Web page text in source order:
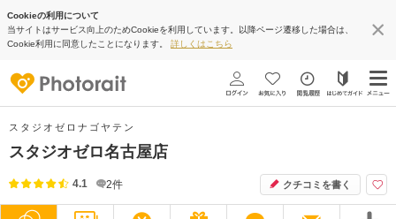
Cookieの利用について
当サイトはサービス向上のためCookieを利用しています。以降ページ遷移した場合は、
Cookie利用に同意したことになります。 詳しくはこちら
スタジオゼロナゴヤテン
スタジオゼロ名古屋店
4.1 2件 クチコミを書く